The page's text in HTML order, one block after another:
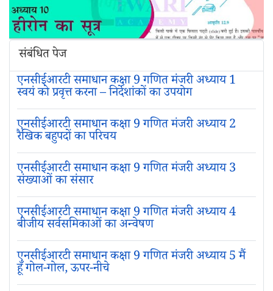
संबंधित पेज
एनसीईआरटी समाधान कक्षा 9 गणित मंजरी अध्याय 1
स्वयं को प्रवृत्त करना – निर्देशांकों का उपयोग
एनसीईआरटी समाधान कक्षा 9 गणित मंजरी अध्याय 2
रैखिक बहुपदों का परिचय
एनसीईआरटी समाधान कक्षा 9 गणित मंजरी अध्याय 3
संख्याओं का संसार
एनसीईआरटी समाधान कक्षा 9 गणित मंजरी अध्याय 4
बीजीय सर्वसमिकाओं का अन्वेषण
एनसीईआरटी समाधान कक्षा 9 गणित मंजरी अध्याय 5 मैं
हूँ गोल-गोल, ऊपर-नीचे